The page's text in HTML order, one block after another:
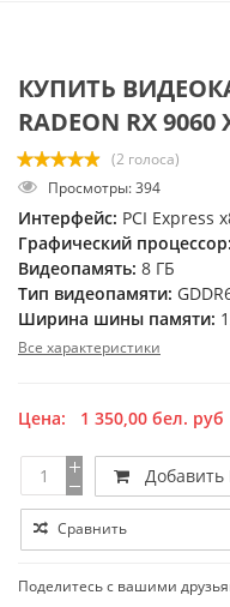
КУПИТЬ
RADEON RX 9060
(2 голоса)
Просмотры: 394
Интерфейс: PCI Express
Графический процессор:
Видеопамять: 8 ГБ
Тип видеопамяти:
Ширина шины памяти:
Все характеристики
Цена: 1 350,00 бел. руб
Добавить
Сравнить
Поделитесь с вашими